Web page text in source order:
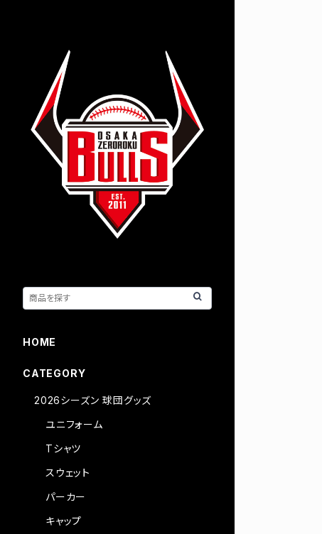
HOME
CATEGORY
2026シーズン 球団グッズ
ユニフォーム
Tシャツ
スウェット
パーカー
キャップ